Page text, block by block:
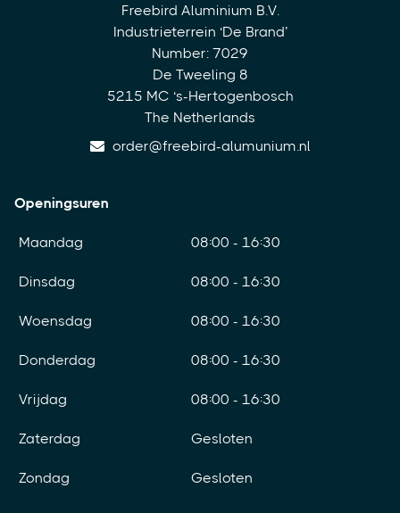
Freebird Aluminium B.V.
Industrieterrein ‘De Brand’
Number: 7029
De Tweeling 8
5215 MC ‘s-Hertogenbosch
The Netherlands
order@freebird-alumunium.nl
Openingsuren
Maandag 08:00 - 16:30
Dinsdag 08:00 - 16:30
Woensdag 08:00 - 16:30
Donderdag 08:00 - 16:30
Vrijdag 08:00 - 16:30
Zaterdag Gesloten
Zondag Gesloten